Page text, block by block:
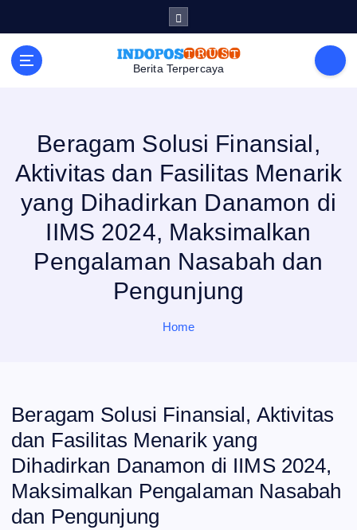
i
Berita Terpercaya
Beragam Solusi Finansial,
Aktivitas dan Fasilitas Menarik
yang Dihadirkan Danamon di
IIMS 2024, Maksimalkan
Pengalaman Nasabah dan
Pengunjung
Home
Beragam Solusi Finansial, Aktivitas
dan Fasilitas Menarik yang
Dihadirkan Danamon di IIMS 2024,
Maksimalkan Pengalaman Nasabah
dan Pengunjung